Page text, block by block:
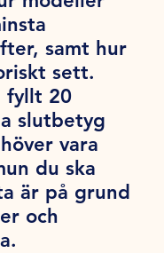
samt hur
sett.
fyllt 20
slutbetyg
vara
du ska
är på grund
och